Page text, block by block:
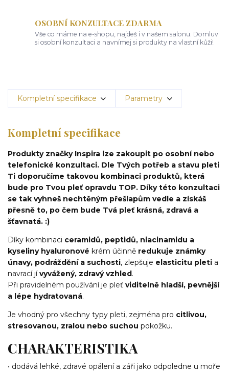
OSOBNÍ KONZULTACE ZDARMA
Vše co máme na e-shopu, najdeš i v našem salonu. Domluv
si osobní konzultaci a navnímej si produkty na vlastní kůži!
Kompletní specifikace Parametry
Kompletní specifikace
Produkty značky Inspira lze zakoupit po osobní nebo
telefonické konzultaci. Dle Tvých potřeb a stavu pleti
Ti doporučíme takovou kombinaci produktů, která
bude pro Tvou pleť opravdu TOP. Díky této konzultaci
se tak vyhneš nechtěným přešlapům vedle a získáš
přesně to, po čem bude Tvá pleť krásná, zdravá a
šťavnatá. :)
Díky kombinaci ceramidů, peptidů, niacinamidu a
kyseliny hyaluronové krém účinně redukuje známky
únavy, podráždění a suchosti, zlepšuje elasticitu pleti a
navrací jívyvážený, zdravý vzhled.
Při pravidelném používání je pleť viditelně hladší, pevnější
a lépe hydratovaná.
Je vhodný pro všechny typy pleti, zejména pro citlivou,
stresovanou, zralou nebo suchou pokožku.
CHARAKTERISTIKA
• dodává lehké, zdravé opálení a záři jako odpoledne u moře